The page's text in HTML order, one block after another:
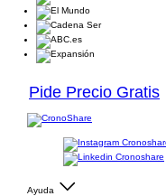
Pide Precio Gratis
Ayuda